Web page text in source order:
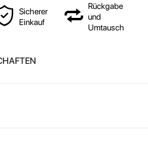
Sicherer
Einkauf
Rückgabe
und
Umtausch